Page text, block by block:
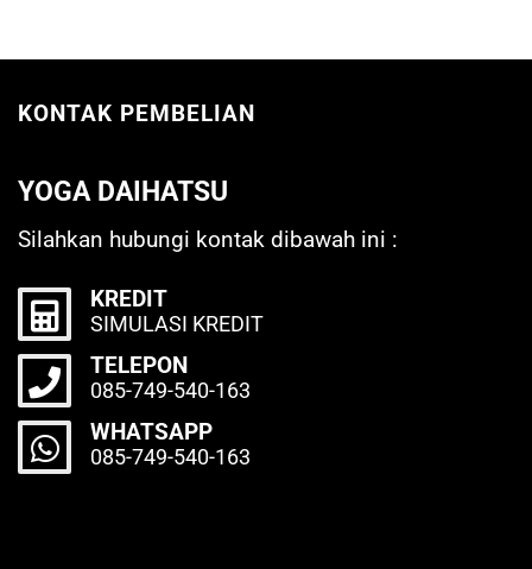
KONTAK PEMBELIAN
YOGA DAIHATSU
Silahkan hubungi kontak dibawah ini :
KREDIT
SIMULASI KREDIT
TELEPON
085-749-540-163
WHATSAPP
085-749-540-163